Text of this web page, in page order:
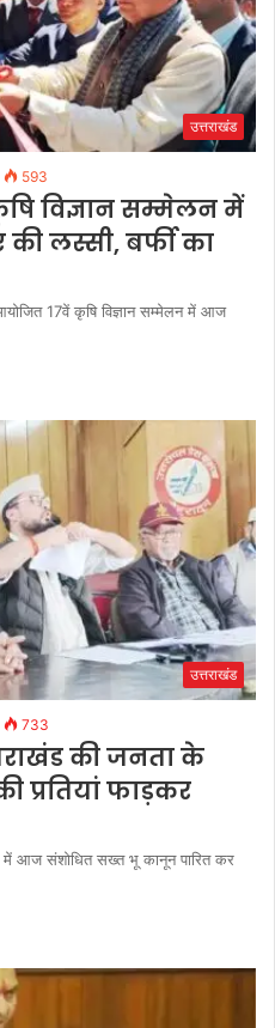
उत्तराखंड
593
विज्ञान सम्मेलन में
लस्सी, बर्फी का
17वें कृषि विज्ञान सम्मेलन में आज
उत्तराखंड
733
की जनता के
प्रतियां फाड़कर
में आज संशोधित सख्त भू कानून पारित कर